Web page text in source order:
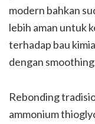
modern bahkan
lebih aman untuk
terhadap bau
dengan
Rebonding
ammonium